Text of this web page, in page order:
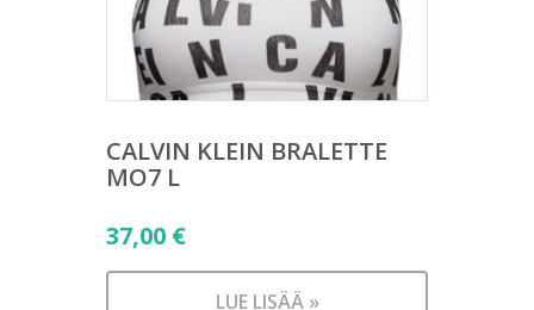
CALVIN KLEIN BRALETTE
MO7 L
37,00 €
LUE LISÄÄ »